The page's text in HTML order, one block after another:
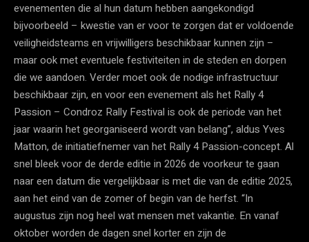
evenementen die al hun datum hebben aangekondigd
bijvoorbeeld – kwestie van er voor te zorgen dat er voldoende
veiligheidsteams en vrijwilligers beschikbaar kunnen zijn –
maar ook met eventuele festiviteiten in de steden en dorpen
die we aandoen. Verder moet ook de nodige infrastructuur
beschikbaar zijn, en voor een evenement als het Rally 4
Passion – Condroz Rally Festival is ook de periode van het
jaar waarin het georganiseerd wordt van belang”, aldus Yves
Matton, de initiatiefnemer van het Rally 4 Passion-concept. Al
snel bleek voor de derde editie in 2026 de voorkeur te gaan
naar een datum die vergelijkbaar is met die van de editie 2025,
aan het eind van de zomer of begin van de herfst. “In
augustus zijn nog heel wat mensen met vakantie. En vanaf
oktober worden de dagen snel korter en zijn de